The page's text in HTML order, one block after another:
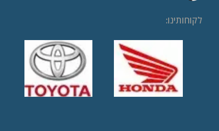
לקוחותינו: